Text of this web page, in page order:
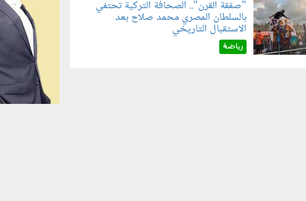
"صفقة القرن".. الصحافة التركية تحتفي
بالسلطان المصري محمد صلاح بعد
الاستقبال التاريخي
رياضة